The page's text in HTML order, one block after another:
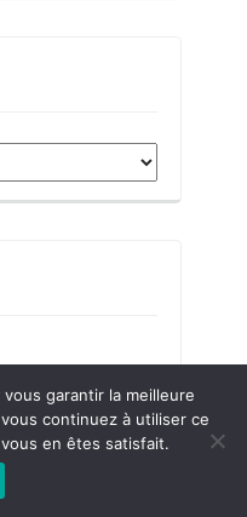
RISQUES
garantir la meilleure
continuez à utiliser ce
en êtes satisfait.